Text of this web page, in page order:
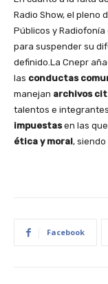
Radio Show, el pleno
Públicos y
para suspender su
definido.La Cnepr
las conductas
manejan archivos
talentos e
impuestasen las
ética y moral,
Facebook